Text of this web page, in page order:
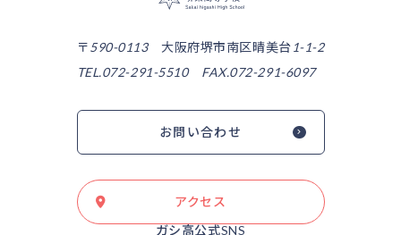
〒590-0113 大阪府堺市南区晴美台1-1-2
TEL.072-291-5510 FAX.072-291-6097
お問い合わせ
アクセス
ガシ高公式SNS